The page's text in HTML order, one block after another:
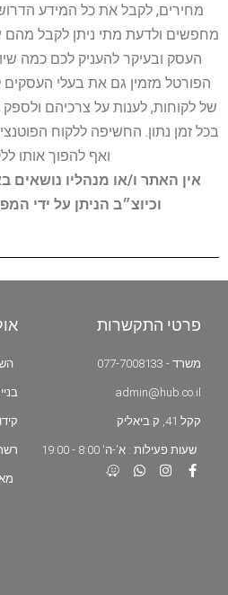
מחירים, לקבל את כל המידע
מחפשים ולדעת מתי ניתן לקבל מהם
העסק ובעיקר להעניק לכם כמה
הפורטל מזמין גם את בעלי
של לקוחות, לענות על צרכיהם
בכל זמן נתון. החשיפה ללקוח
ואף להפוך אותו
אין האתר ו/או מנהליו נושאים
וכיוצ״ב הניתן על ידי
פרטי התקשרות
משרד - 077-7008133
admin@hub.co.il
קקל 41, ק.ביאליק
שעות פעילות : א'-ה' 8:00 - 19:00